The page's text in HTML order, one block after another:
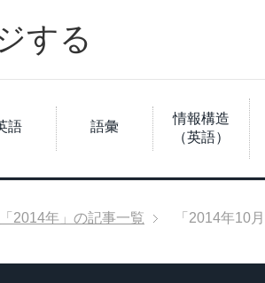
する
語 語彙
情報構造
（英語）
「2014年」の記事一覧 「2014年10